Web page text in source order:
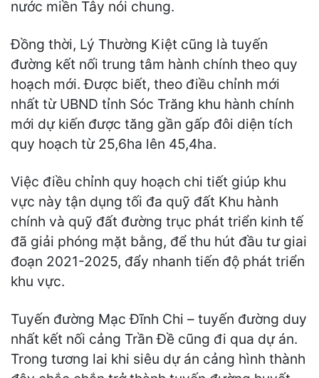
nước miền Tây nói chung.
Đồng thời, Lý Thường Kiệt cũng là tuyến
đường kết nối trung tâm hành chính theo quy
hoạch mới. Được biết, theo điều chỉnh mới
nhất từ UBND tỉnh Sóc Trăng khu hành chính
mới dự kiến được tăng gần gấp đôi diện tích
quy hoạch từ 25,6ha lên 45,4ha.
Việc điều chỉnh quy hoạch chi tiết giúp khu
vực này tận dụng tối đa quỹ đất Khu hành
chính và quỹ đất đường trục phát triển kinh tế
đã giải phóng mặt bằng, để thu hút đầu tư giai
đoạn 2021-2025, đẩy nhanh tiến độ phát triển
khu vực.
Tuyến đường Mạc Đĩnh Chi – tuyến đường duy
nhất kết nối cảng Trần Đề cũng đi qua dự án.
Trong tương lai khi siêu dự án cảng hình thành